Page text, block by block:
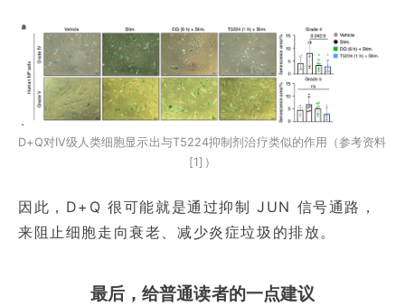
D+Q对IV级人类细胞显示出与T5224抑制剂治疗类似的作用（参考资料
[1]）
因此，D+Q 很可能就是通过抑制 JUN 信号通路，
来阻止细胞走向衰老、减少炎症垃圾的排放。
最后，给普通读者的一点建议